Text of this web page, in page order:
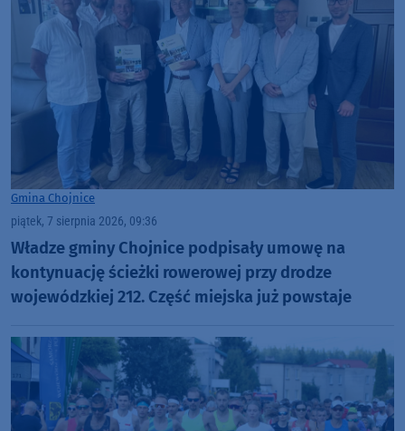
Gmina Chojnice
piątek, 7 sierpnia 2026, 09:36
Władze gminy Chojnice podpisały umowę na
kontynuację ścieżki rowerowej przy drodze
wojewódzkiej 212. Część miejska już powstaje